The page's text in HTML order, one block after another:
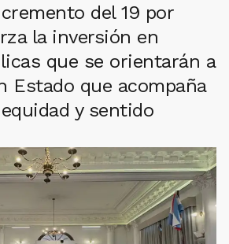
del 19 por
la inversión en
que se orientarán a
Estado que acompaña
y sentido